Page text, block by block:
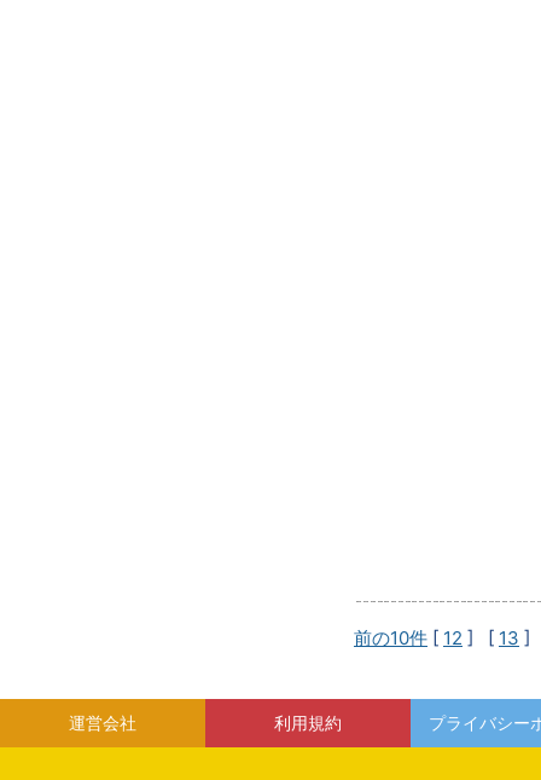
前の10件 [ 12 ] [ 13 ]
運営会社 利用規約 プライバシー